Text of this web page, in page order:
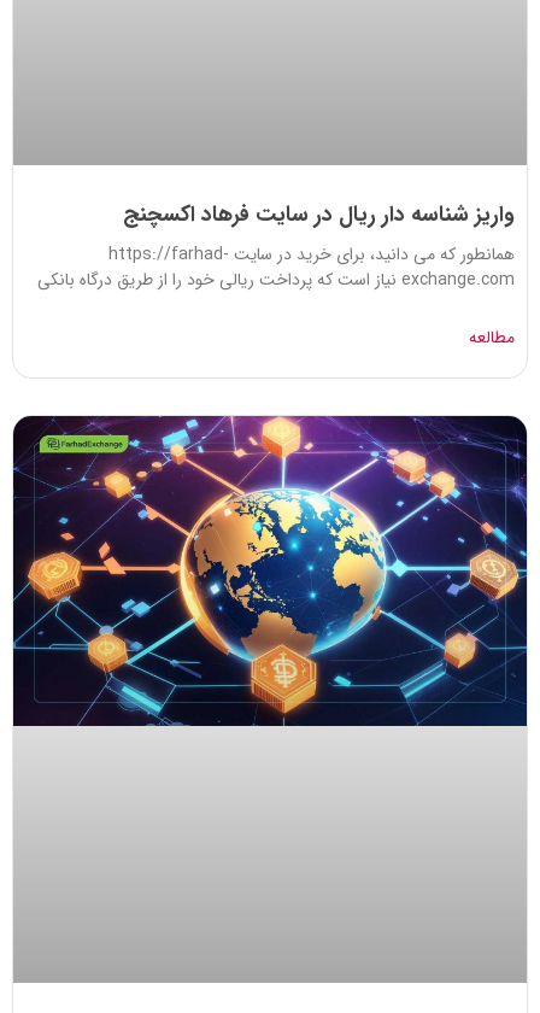
واریز شناسه دار ریال در سایت فرهاد اکسچنج
همانطور که می دانید، برای خرید در سایت https://farhad-
exchange.com نیاز است که پرداخت ریالی خود را از طریق درگاه بانکی
مطالعه